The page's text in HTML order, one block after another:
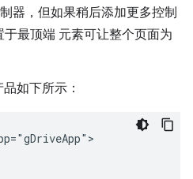
器，但如果稍后添加更多控制
于最顶端 元素可让整个页面为
如下所示：